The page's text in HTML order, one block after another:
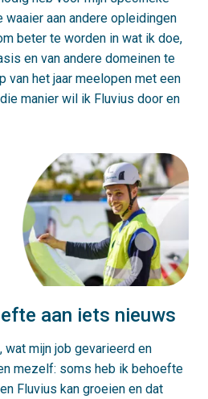
aan andere opleidingen
beter te worden in wat ik doe,
en van andere domeinen te
van het jaar meelopen met een
manier wil ik Fluvius door en
aan iets nieuws
wat mijn job gevarieerd en
mezelf: soms heb ik behoefte
Fluvius kan groeien en dat